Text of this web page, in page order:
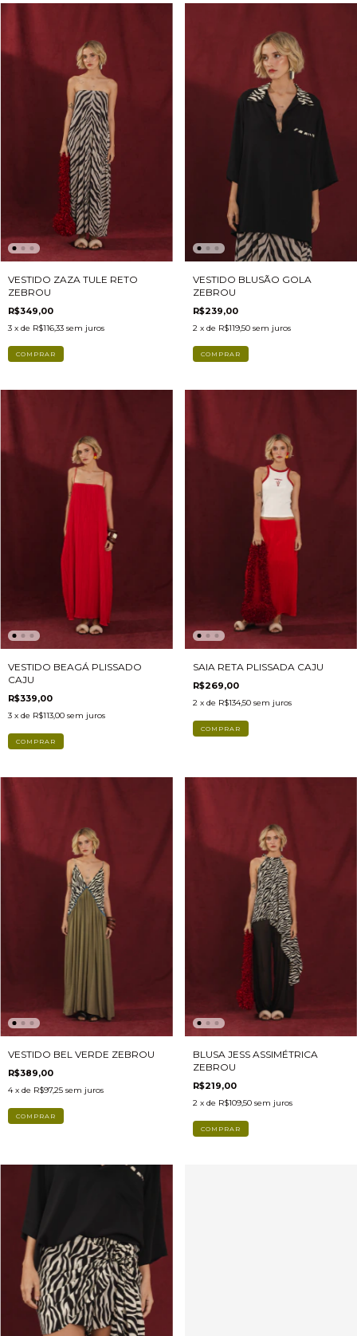
VESTIDO ZAZA TULE RETO
ZEBROU
R$349,00
3 x de R$116,33 sem juros
COMPRAR
VESTIDO BLUSÃO GOLA
ZEBROU
R$239,00
2 x de R$119,50 sem juros
COMPRAR
VESTIDO BEAGÁ PLISSADO
CAJU
R$339,00
3 x de R$113,00 sem juros
COMPRAR
SAIA RETA PLISSADA CAJU
R$269,00
2 x de R$134,50 sem juros
COMPRAR
VESTIDO BEL VERDE ZEBROU
R$389,00
4 x de R$97,25 sem juros
COMPRAR
BLUSA JESS ASSIMÉTRICA
ZEBROU
R$219,00
2 x de R$109,50 sem juros
COMPRAR